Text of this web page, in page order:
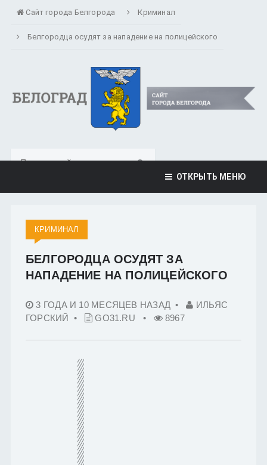
Сайт города Белгорода Криминал
Белгородца осудят за нападение на полицейского
ОТКРЫТЬ МЕНЮ
КРИМИНАЛ
БЕЛГОРОДЦА ОСУДЯТ ЗА
НАПАДЕНИЕ НА ПОЛИЦЕЙСКОГО
3 ГОДА И 10 МЕСЯЦЕВ НАЗАД •
ИЛЬЯС
ГОРСКИЙ •
GO31.RU • 8967